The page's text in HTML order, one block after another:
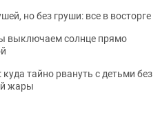
но без груши: все в восторге
выключаем солнце прямо
тайно рвануть с детьми без
жары